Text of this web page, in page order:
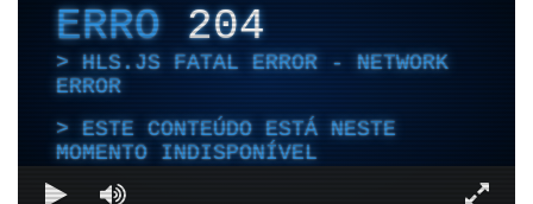
ERRO204
HLS.JS FATAL ERROR - NETWORK
ERROR
ESTE CONTEÚDO ESTÁ NESTE
MOMENTO INDISPONÍVEL